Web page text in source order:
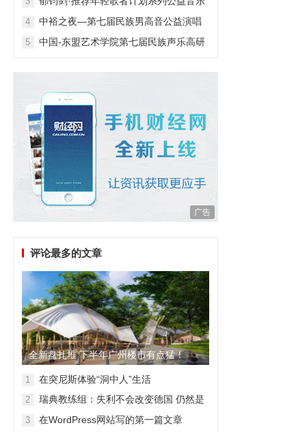
4
中裕之夜—第七届民族男高音公益演唱
5
中国-东盟艺术学院第七届民族声乐高研
广告
评论最多的文章
全新盘扎堆 下半年广州楼市有点猛！
1 在突尼斯体验“洞中人”生活
2
瑞典教练组：失利不会改变德国 仍然是
3 在WordPress网站写的第一篇文章